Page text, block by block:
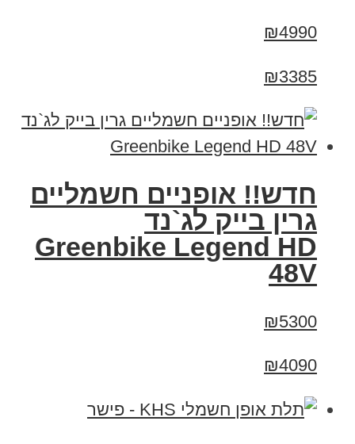
₪4990
₪3385
חדש!! אופניים חשמליים
גרין בייק לג`נד
Greenbike Legend HD
48V
₪5300
₪4090